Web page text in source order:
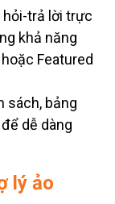
hỏi-trả lời trực
khả năng
Featured
sách, bảng
dễ dàng
lý ảo